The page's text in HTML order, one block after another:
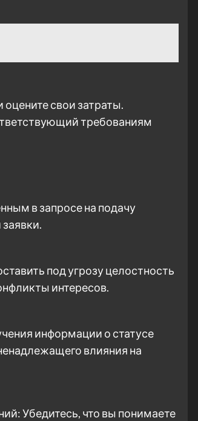
свои затраты.
требованиям
в запросе на подачу
под угрозу целостность
интересов.
информации о статусе
влияния на
Убедитесь, что вы понимаете